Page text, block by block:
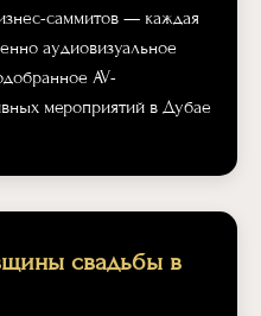
саммитов — каждая
аудиовизуальное
AV-
мероприятий в Дубае
свадьбы в